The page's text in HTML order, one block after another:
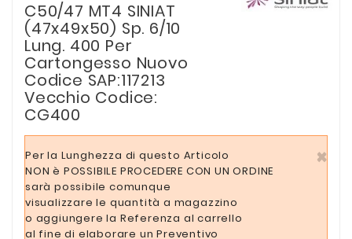
C50/47 MT4 SINIAT
(47x49x50) Sp. 6/10
Lung. 400 Per
Cartongesso Nuovo
Codice SAP:117213
Vecchio Codice:
CG400
×
Per la Lunghezza di questo Articolo
NON è POSSIBILE PROCEDERE CON UN ORDINE
sarà possibile comunque
visualizzare le quantità a magazzino
o aggiungere la Referenza al carrello
al fine di elaborare un Preventivo